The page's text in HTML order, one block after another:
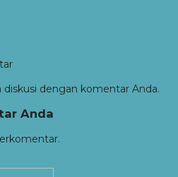
dengan komentar Anda.
Anda